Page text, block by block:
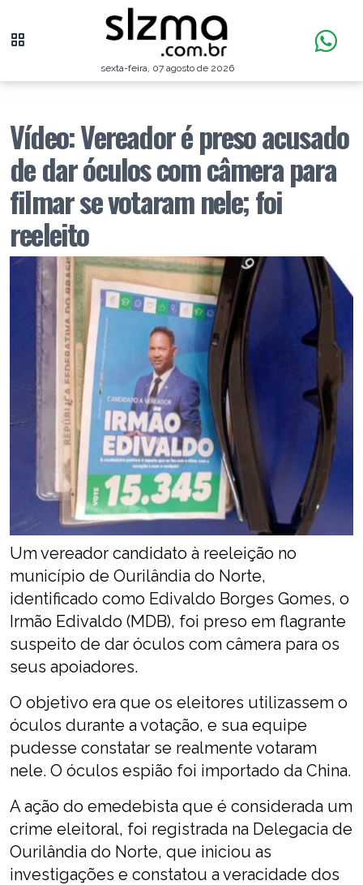
sexta-feira, 07 agosto de 2026
Vídeo: Vereador é preso acusado
de dar óculos com câmera para
filmar se votaram nele; foi
reeleito
Um vereador candidato à reeleição no
município de Ourilândia do Norte,
identificado como Edivaldo Borges Gomes, o
Irmão Edivaldo (MDB), foi preso em flagrante
suspeito de dar óculos com câmera para os
seus apoiadores.
O objetivo era que os eleitores utilizassem o
óculos durante a votação, e sua equipe
pudesse constatar se realmente votaram
nele. O óculos espião foi importado da China.
A ação do emedebista que é considerada um
crime eleitoral, foi registrada na Delegacia de
Ourilândia do Norte, que iniciou as
investigações e constatou a veracidade dos